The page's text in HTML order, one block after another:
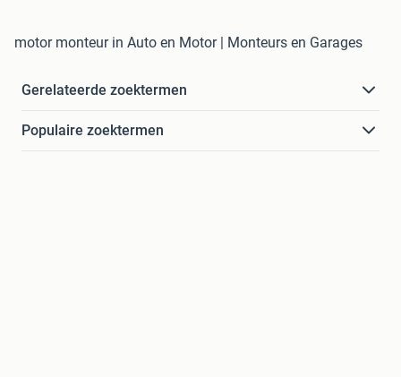
motor monteur in Auto en Motor | Monteurs en Garages
Gerelateerde zoektermen
Populaire zoektermen